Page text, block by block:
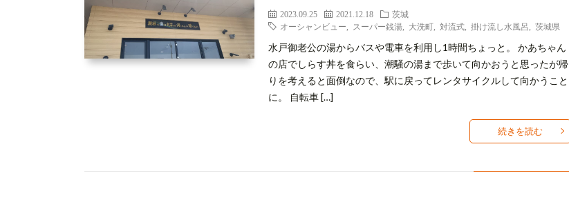
2023.09.25 2021.12.18
茨城
オーシャンビュー
スーパー銭湯 大洗町 ,対流式 ,掛け流し水風呂 ,茨城県
水戸御老公の湯からバスや電車を利用し1時間ちょっと。 かあちゃん
の店でしらす丼を食らい、潮騒の湯まで歩いて向かおうと思ったが帰
りを考えると面倒なので、駅に戻ってレンタサイクルして向かうこと
に。 自転車 […]
続きを読む